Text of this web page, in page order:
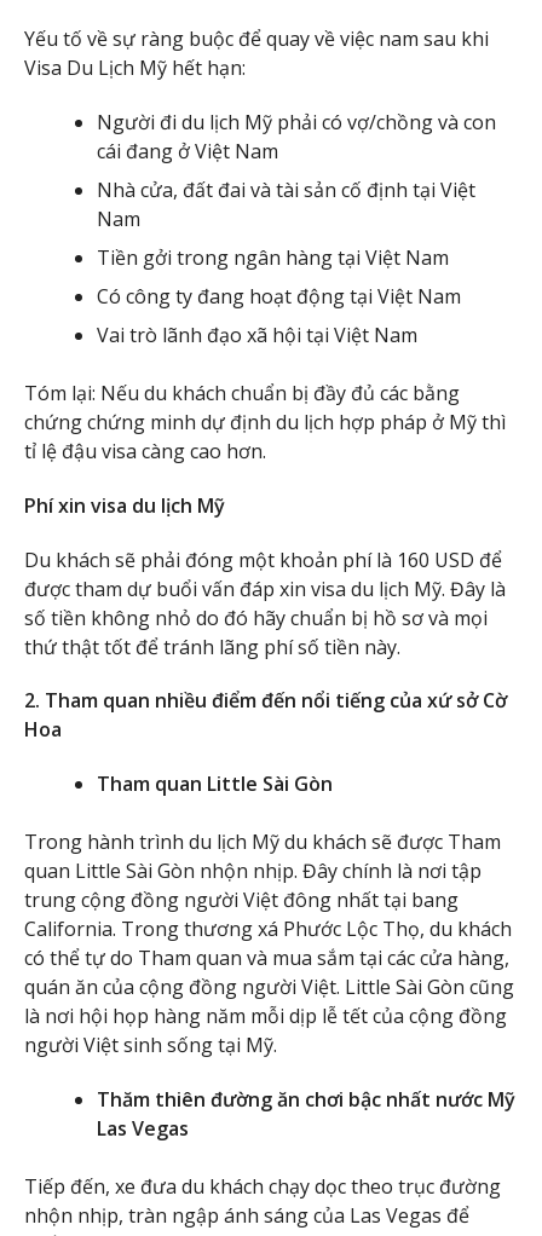
Yếu tố về sự ràng buộc để quay về việc nam sau khi
Visa Du Lịch Mỹ hết hạn:
Người đi du lịch Mỹ phải có vợ/chồng và con
cái đang ở Việt Nam
Nhà cửa, đất đai và tài sản cố định tại Việt
Nam
Tiền gởi trong ngân hàng tại Việt Nam
Có công ty đang hoạt động tại Việt Nam
Vai trò lãnh đạo xã hội tại Việt Nam
Tóm lại: Nếu du khách chuẩn bị đầy đủ các bằng
chứng chứng minh dự định du lịch hợp pháp ở Mỹ thì
tỉ lệ đậu visa càng cao hơn.
Phí xin visa du lịch Mỹ
Du khách sẽ phải đóng một khoản phí là 160 USD để
được tham dự buổi vấn đáp xin visa du lịch Mỹ. Đây là
số tiền không nhỏ do đó hãy chuẩn bị hồ sơ và mọi
thứ thật tốt để tránh lãng phí số tiền này.
2. Tham quan nhiều điểm đến nổi tiếng của xứ sở Cờ
Hoa
Tham quan Little Sài Gòn
Trong hành trình du lịch Mỹ du khách sẽ được Tham
quan Little Sài Gòn nhộn nhịp. Đây chính là nơi tập
trung cộng đồng người Việt đông nhất tại bang
California. Trong thương xá Phước Lộc Thọ, du khách
có thể tự do Tham quan và mua sắm tại các cửa hàng,
quán ăn của cộng đồng người Việt. Little Sài Gòn cũng
là nơi hội họp hàng năm mỗi dịp lễ tết của cộng đồng
người Việt sinh sống tại Mỹ.
Thăm thiên đường ăn chơi bậc nhất nước Mỹ
Las Vegas
Tiếp đến, xe đưa du khách chạy dọc theo trục đường
nhộn nhịp, tràn ngập ánh sáng của Las Vegas để